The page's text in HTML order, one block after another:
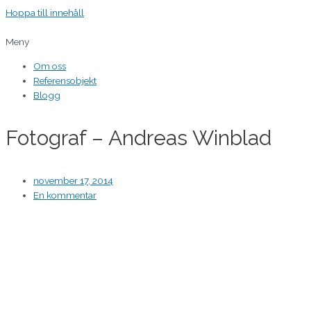
Hoppa till innehåll
Meny
Om oss
Referensobjekt
Blogg
Fotograf – Andreas Winblad
november 17, 2014
En kommentar